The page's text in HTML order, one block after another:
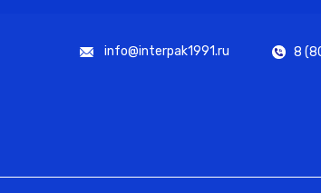
info@interpak1991.ru 8